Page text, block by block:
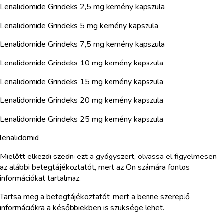
Lenalidomide Grindeks 2,5 mg kemény kapszula
Lenalidomide Grindeks 5 mg kemény kapszula
Lenalidomide Grindeks 7,5 mg kemény kapszula
Lenalidomide Grindeks 10 mg kemény kapszula
Lenalidomide Grindeks 15 mg kemény kapszula
Lenalidomide Grindeks 20 mg kemény kapszula
Lenalidomide Grindeks 25 mg kemény kapszula
lenalidomid
Mielőtt elkezdi szedni ezt a gyógyszert, olvassa el figyelmesen
az alábbi betegtájékoztatót, mert az Ön számára fontos
információkat tartalmaz.
Tartsa meg a betegtájékoztatót, mert a benne szereplő
információkra a későbbiekben is szüksége lehet.